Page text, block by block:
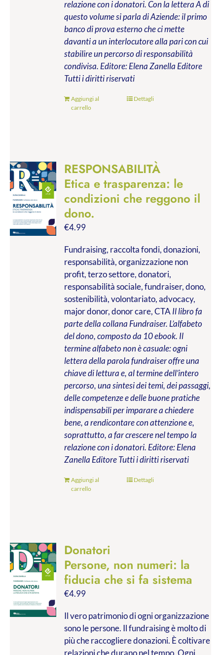
relazione con i donatori. Con la lettera A di
questo volume si parla di Aziende: il primo
banco di prova esterno che ci mette
davanti a un interlocutore alla pari con cui
stabilire un percorso di responsabilità
condivisa. Editore: Elena Zanella Editore
Tutti i diritti riservati
Aggiungi al
carrello
Dettagli
RESPONSABILITÀ
Etica e trasparenza: le
condizioni che reggono il
dono.
€4.99
Fundraising, raccolta fondi, donazioni,
responsabilità, organizzazione non
profit, terzo settore, donatori,
responsabilità sociale, fundraiser, dono,
sostenibilità, volontariato, advocacy,
major donor, donor care, CTA Il libro fa
parte della collana Fundraiser. L’alfabeto
del dono, composto da 10 ebook. Il
termine alfabeto non è casuale: ogni
lettera della parola fundraiser offre una
chiave di lettura e, al termine dell’intero
percorso, una sintesi dei temi, dei passaggi,
delle competenze e delle buone pratiche
indispensabili per imparare a chiedere
bene, a rendicontare con attenzione e,
soprattutto, a far crescere nel tempo la
relazione con i donatori. Editore: Elena
Zanella EditoreTutti i diritti riservati
Aggiungi al
carrello
Dettagli
Donatori
Persone, non numeri: la
fiducia che si fa sistema
€4.99
Il vero patrimonio di ogni organizzazione
sono le persone. Il fundraising è molto di
più che raccogliere donazioni. È coltivare
relazioni che durano nel tempo. Ogni